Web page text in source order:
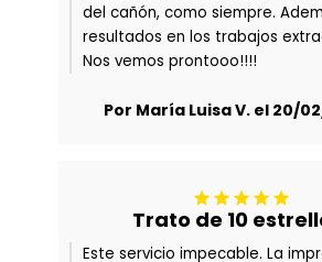
del cañón, como siempre.
resultados en los trabajos
Nos vemos prontooo!!!!
Por María Luisa V. el 20/
    
Trato de 10
Este servicio impecable. La